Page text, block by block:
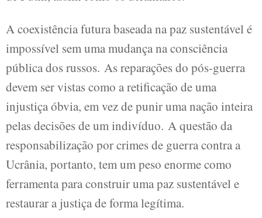
A coexistência futura baseada na paz sustentável é
impossível sem uma mudança na consciência
pública dos russos. As reparações do pós-guerra
devem ser vistas como a retificação de uma
injustiça óbvia, em vez de punir uma nação inteira
pelas decisões de um indivíduo. A questão da
responsabilização por crimes de guerra contra a
Ucrânia, portanto, tem um peso enorme como
ferramenta para construir uma paz sustentável e
restaurar a justiça de forma legítima.